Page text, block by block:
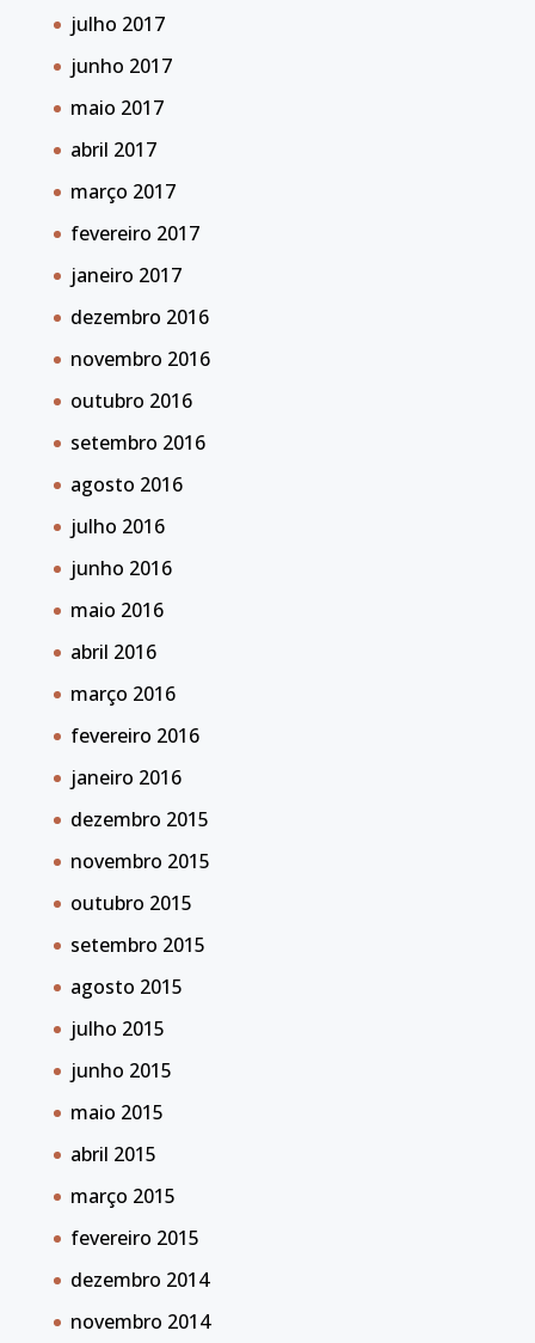
julho 2017
junho 2017
maio 2017
abril 2017
março 2017
fevereiro 2017
janeiro 2017
dezembro 2016
novembro 2016
outubro 2016
setembro 2016
agosto 2016
julho 2016
junho 2016
maio 2016
abril 2016
março 2016
fevereiro 2016
janeiro 2016
dezembro 2015
novembro 2015
outubro 2015
setembro 2015
agosto 2015
julho 2015
junho 2015
maio 2015
abril 2015
março 2015
fevereiro 2015
dezembro 2014
novembro 2014